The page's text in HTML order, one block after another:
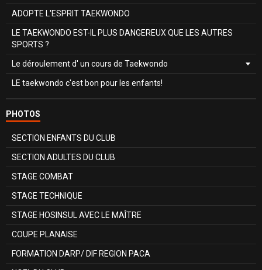
ADOPTE L'ESPRIT TAEKWONDO
LE TAEKWONDO EST-IL PLUS DANGEREUX QUE LES AUTRES
SPORTS ?
Le déroulement d' un cours de Taekwondo
LE taekwondo c'est bon pour les enfants!
PHOTOS
SECTION ENFANTS DU CLUB
SECTION ADULTES DU CLUB
STAGE COMBAT
STAGE TECHNIQUE
STAGE HOSINSUL AVEC LE MAÎTRE
COUPE PLANAISE
FORMATION DARP/ DIF REGION PACA